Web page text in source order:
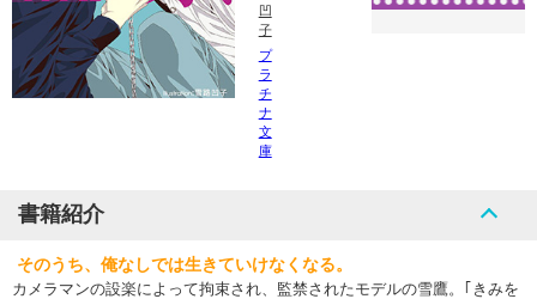
凹
子
プ
ラ
チ
ナ
文
庫
書籍紹介
そのうち、俺なしでは生きていけなくなる。
カメラマンの設楽によって拘束され、監禁されたモデルの雪鷹。｢きみを